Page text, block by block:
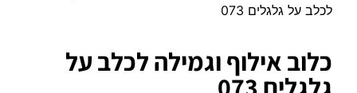
לכלב על גלגלים 073
כלוב אילוף וגמילה לכלב על